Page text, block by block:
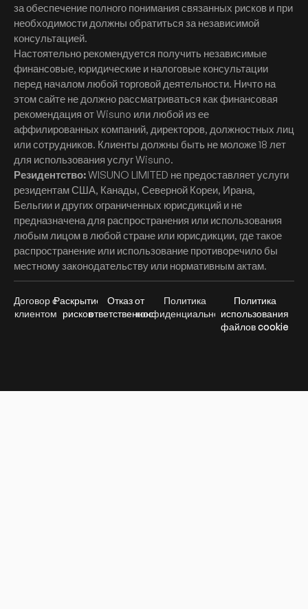
за обеспечение полного понимания связанных рисков и при
необходимости должны обратиться за независимой
консультацией.
Настоятельно рекомендуется получить независимые
финансовые, юридические и налоговые консультации
перед началом любой торговой деятельности. Ничто на
этом сайте не должно рассматриваться как финансовая
рекомендация от Wisuno или любой из ее
аффилированных компаний, директоров, должностных лиц
или сотрудников. Клиенты должны быть не моложе 18 лет
для использования услуг Wisuno.
Резидентство:WISUNO LIMITED не предоставляет услуги
резидентам США, Канады, Северной Кореи, Ирана,
Бельгии и других ограниченных юрисдикций и не
предназначена для распространения или использования
любым лицом в любой стране или юрисдикции, где такое
распространение или использование противоречило бы
местному законодательству или нормативным актам.
Договор с
клиентом
Раскрытие
рисков
Отказ от
ответственности
Политика
конфиденциальности
Политика
использования
файлов cookie